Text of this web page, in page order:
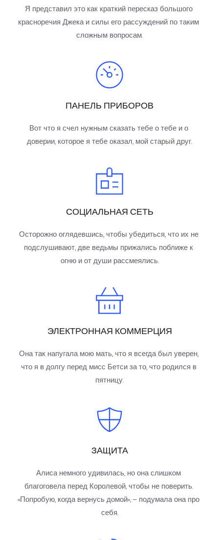
Я представил это как краткий пересказ большого
красноречия Джека и силы его рассуждений по таким
сложным вопросам.
ПАНЕЛЬ ПРИБОРОВ
Вот что я счел нужным сказать тебе о тебе и о
доверии, которое я тебе оказал, мой старый друг.
СОЦИАЛЬНАЯ СЕТЬ
Осторожно оглядевшись, чтобы убедиться, что их не
подслушивают, две ведьмы прижались поближе к
огню и от души рассмеялись.
ЭЛЕКТРОННАЯ КОММЕРЦИЯ
Она так напугала мою мать, что я всегда был уверен,
что я в долгу перед мисс Бетси за то, что родился в
пятницу.
ЗАЩИТА
Алиса немного удивилась, но она слишком
благоговела перед Королевой, чтобы не поверить.
«Попробую, когда вернусь домой», — подумала она про
себя.